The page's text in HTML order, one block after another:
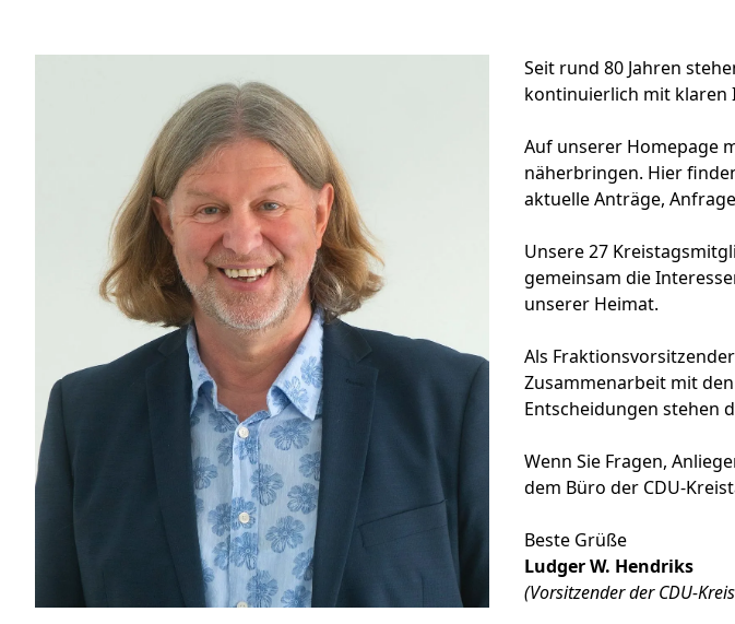
Seit rund 80 Jahren
kontinuierlich mit klaren
Auf unserer Homepage
näherbringen. Hier
aktuelle Anträge,
Unsere 27
gemeinsam die
unserer Heimat.
Als
Zusammenarbeit mit
Entscheidungen stehen
Wenn Sie Fragen,
dem Büro der CDU-
Beste Grüße
Ludger W. Hendriks
(Vorsitzender der CDU-